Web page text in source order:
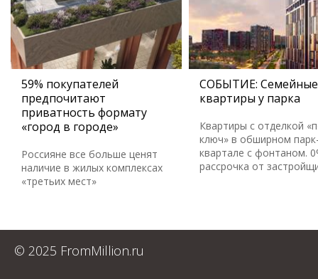
59% покупателей
предпочитают
приватность формату
«город в городе»
Россияне все больше ценят
наличие в жилых комплексах
«третьих мест»
СОБЫТИЕ: Семейные
квартиры у парка
Квартиры с отделкой
ключ» в обширном
квартале с фонтаном.
рассрочка от
© 2025 FromMillion.ru